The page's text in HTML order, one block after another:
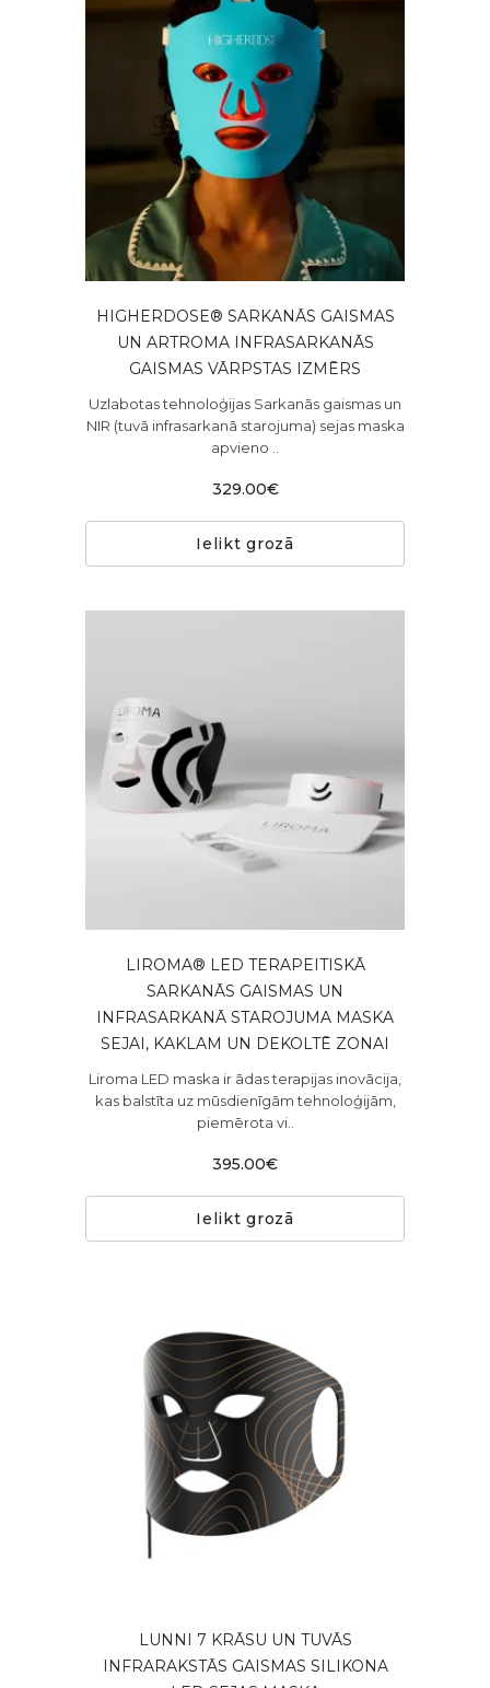
HIGHERDOSE® SARKANĀS GAISMAS
UN ARTROMA INFRASARKANĀS
GAISMAS VĀRPSTAS IZMĒRS
Uzlabotas tehnoloģijas Sarkanās gaismas un
NIR (tuvā infrasarkanā starojuma) sejas maska
apvieno ..
329.00€
Ielikt grozā
LIROMA® LED TERAPEITISKĀ
SARKANĀS GAISMAS UN
INFRASARKANĀ STAROJUMA MASKA
SEJAI, KAKLAM UN DEKOLTĒ ZONAI
Liroma LED maska ir ādas terapijas inovācija,
kas balstīta uz mūsdienīgām tehnoloģijām,
piemērota vi..
395.00€
Ielikt grozā
LUNNI 7 KRĀSU UN TUVĀS
INFRARAKSTĀS GAISMAS SILIKONA